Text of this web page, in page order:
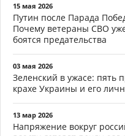
15 мая 2026
Путин после Парада
Почему ветераны СВО
боятся предательства
03 мая 2026
Зеленский в ужасе: пять
крахе Украины и его
13 мар 2026
Напряжение вокруг